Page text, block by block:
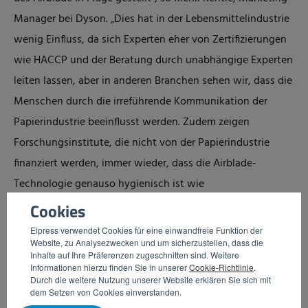
Cookies
Elpress verwendet Cookies für eine einwandfreie Funktion der
Website, zu Analysezwecken und um sicherzustellen, dass die
Inhalte auf Ihre Präferenzen zugeschnitten sind. Weitere
Informationen hierzu finden Sie in unsererCookie-Richtlinie.
Durch die weitere Nutzung unserer Website erklären Sie sich mit
dem Setzen von Cookies einverstanden.
Manager bei Dyson. „Dies hat in der Lebensmittelindustrie
wenig Einfluss, da sich Experten eher von Zertifizierungen
wie HACCP und der Beratung durch unabhängige Experten
leiten lassen, aber in anderen Branchen sehen wir, dass die
Menschen durch die irreführende Kommunikation der
Papierindustrie beeinflusst werden. Zudem zeigen
Forschungsinstitute, die nicht von der Papierindustrie
finanziert werden, immer wieder, dass die Airblade-
Technologie genauso hygienisch ist wie
Papierhandtücher.“ Hinsichtlich der Nachhaltigkeit ist der
Unterschied jedoch enorm.
Einsparungen
Berechnungen des Carbon Trust zeigen, dass Dyson